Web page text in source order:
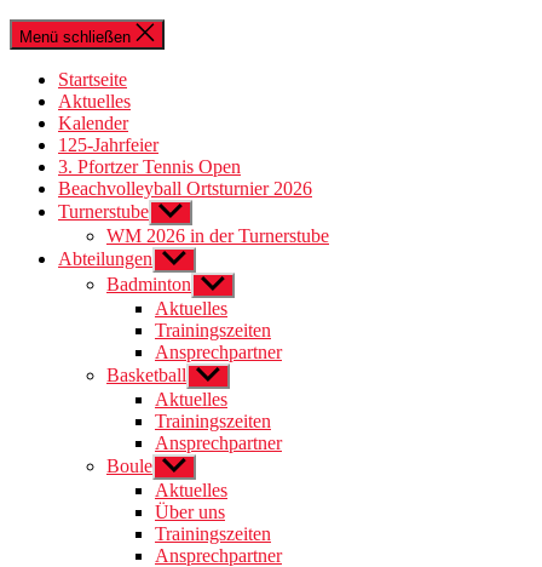
Menü schließen
Startseite
Aktuelles
Kalender
125-Jahrfeier
3. Pfortzer Tennis Open
Beachvolleyball Ortsturnier 2026
Turnerstube Untermenü
anzeigen
WM 2026 in der Turnerstube
Abteilungen Untermenü
anzeigen
Badminton Untermenü
anzeigen
Aktuelles
Trainingszeiten
Ansprechpartner
Basketball Untermenü
anzeigen
Aktuelles
Trainingszeiten
Ansprechpartner
Boule Untermenü
anzeigen
Aktuelles
Über uns
Trainingszeiten
Ansprechpartner